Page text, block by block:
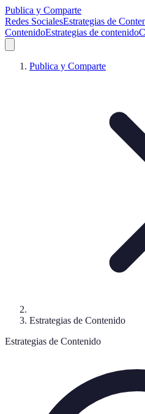
Publica y Comparte
Redes SocialesEstrategias de
ContenidoEstrategias de contenido
Publica y Comparte
Estrategias de Contenido
Estrategias de Contenido